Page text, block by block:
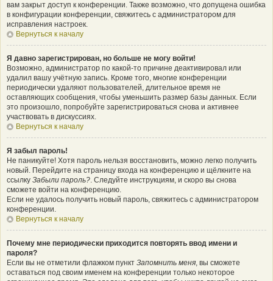
вам закрыт доступ к конференции. Также возможно, что допущена ошибка
в конфигурации конференции, свяжитесь с администратором для
исправления настроек.
Вернуться к началу
Я давно зарегистрирован, но больше не могу войти!
Возможно, администратор по какой-то причине деактивировал или
удалил вашу учётную запись. Кроме того, многие конференции
периодически удаляют пользователей, длительное время не
оставляющих сообщения, чтобы уменьшить размер базы данных. Если
это произошло, попробуйте зарегистрироваться снова и активнее
участвовать в дискуссиях.
Вернуться к началу
Я забыл пароль!
Не паникуйте! Хотя пароль нельзя восстановить, можно легко получить
новый. Перейдите на страницу входа на конференцию и щёлкните на
ссылку Забыли пароль?. Следуйте инструкциям, и скоро вы снова
сможете войти на конференцию.
Если не удалось получить новый пароль, свяжитесь с администратором
конференции.
Вернуться к началу
Почему мне периодически приходится повторять ввод имени и
пароля?
Если вы не отметили флажком пункт Запомнить меня, вы сможете
оставаться под своим именем на конференции только некоторое